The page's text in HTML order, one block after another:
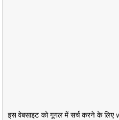
इस वेबसाइट को गूगल में सर्च करने के